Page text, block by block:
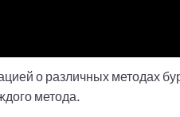
о различных методах
метода.